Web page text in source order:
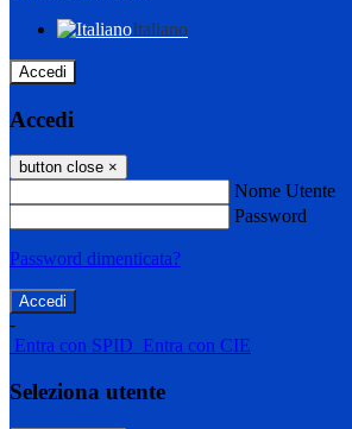
Italiano
Accedi
Accedi
button close ×
Nome Utente
Password
Password dimenticata?
-
Entra con SPID Entra con CIE
Seleziona utente